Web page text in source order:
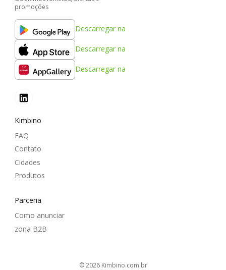
promoções
Descarregar na
Descarregar na
Descarregar na
Kimbino
FAQ
Contato
Cidades
Produtos
Parceria
Como anunciar
zona B2B
© 2026 kimbino.com.br